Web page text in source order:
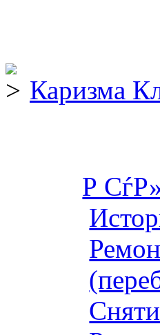
Каризма
Р